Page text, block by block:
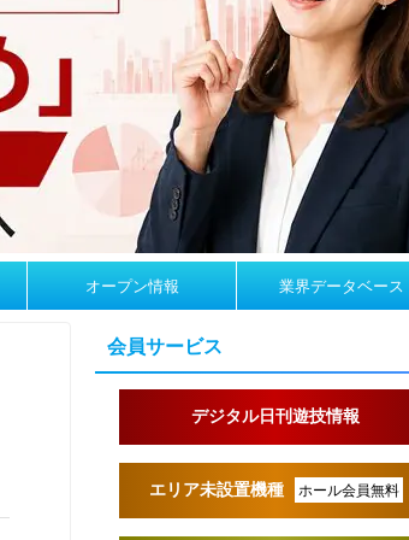
オープン情報 業界データベース
会員サービス
デジタル日刊遊技情報
エリア未設置機種 ホール会員無料